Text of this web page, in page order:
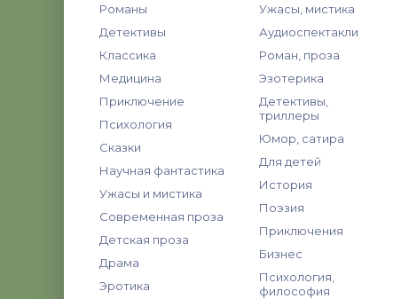
Романы
Детективы
Классика
Медицина
Приключение
Психология
Сказки
Научная фантастика
Ужасы и мистика
Современная проза
Детская проза
Драма
Эротика
Ужасы, мистика
Аудиоспектакли
Роман, проза
Эзотерика
Детективы,
триллеры
Юмор, сатира
Для детей
История
Поэзия
Приключения
Бизнес
Психология,
философия